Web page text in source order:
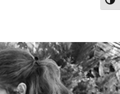
הפעל/כבה ניגודיות גבוהה